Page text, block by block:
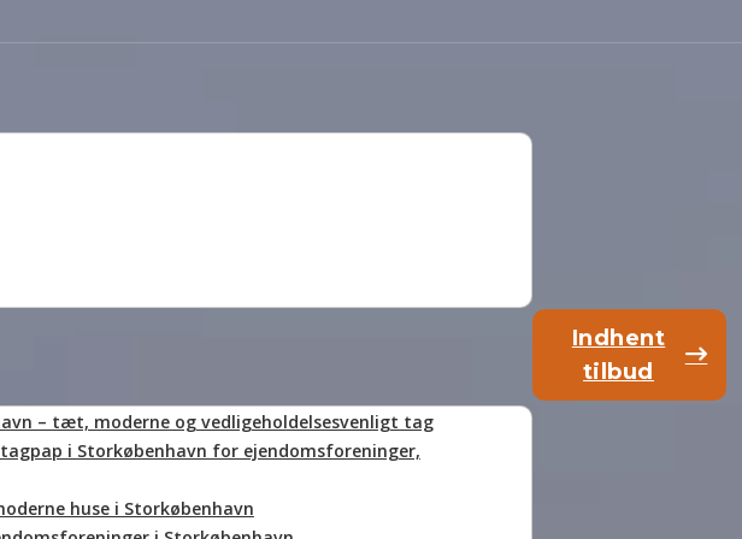
– tæt, moderne og vedligeholdelsesvenligt tag
i Storkøbenhavn for ejendomsforeninger,
huse i Storkøbenhavn
Indhent
tilbud